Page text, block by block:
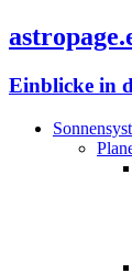
Einblicke in